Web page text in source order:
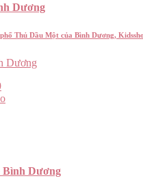
Dương
Thủ Dầu Một của Bình Dương,
Dương
Bình Dương